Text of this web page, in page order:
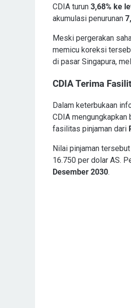
CDIA turun 3,68% ke
akumulasi penurunan
Meski pergerakan
memicu koreksi
di pasar Singapura,
CDIA Terima
Dalam keterbukaan
CDIA mengungkapkan
fasilitas pinjaman dari
Nilai pinjaman
16.750 per dolar AS.
Desember 2030.